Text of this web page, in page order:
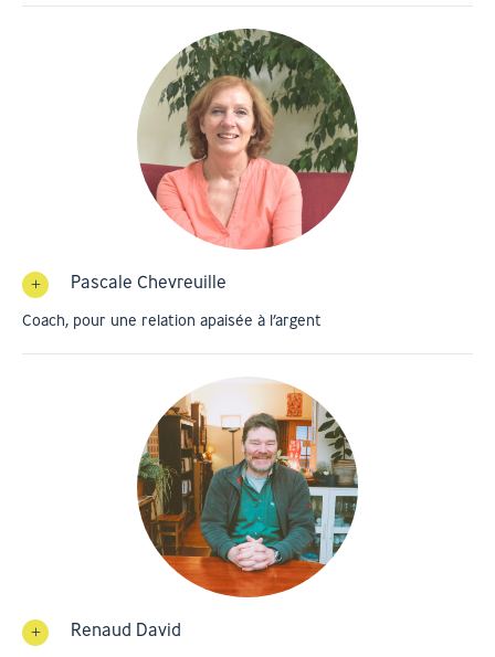
Pascale Chevreuille
Coach, pour une relation apaisée à l’argent
Renaud David